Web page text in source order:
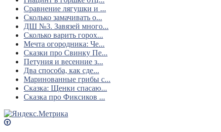
Сравнение лягушки и ...
Сколько замачивать о...
ДШ №3. Завязей много...
Сколько варить горох...
Мечта огородника: Че...
Сказки про Свинку Пе...
Петуния и весенние з...
Два способа, как сде...
Маринованные грибы с...
Сказка: Щенки спасаю...
Сказка про Фиксиков ...